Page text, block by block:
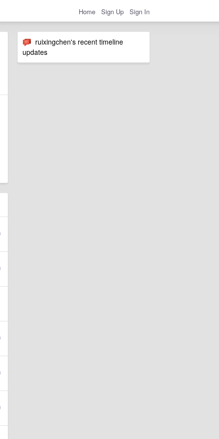
Home Sign Up Sign In
ruixingchen's recent timeline
updates